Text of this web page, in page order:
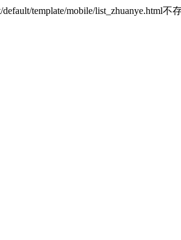
template/mobile/list_zhuanye.html不